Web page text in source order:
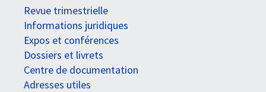
Revue trimestrielle
Informations juridiques
Expos et conférences
Dossiers et livrets
Centre de documentation
Adresses utiles